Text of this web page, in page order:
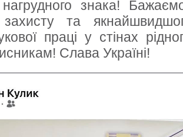
знака!
захисту та
праці у стінах
Слава Україні!